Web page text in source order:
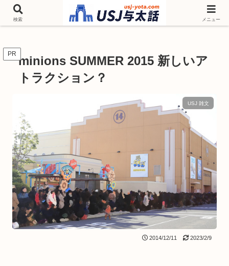
チケットやシーズンイベント ニンテンドーワールド アトラクションなどユニ
バを歩いて情報収集しています
PR minions SUMMER 2015 新しいア
トラクション？
USJ 雑文
2014/12/11 2023/2/9
検索 メニュー